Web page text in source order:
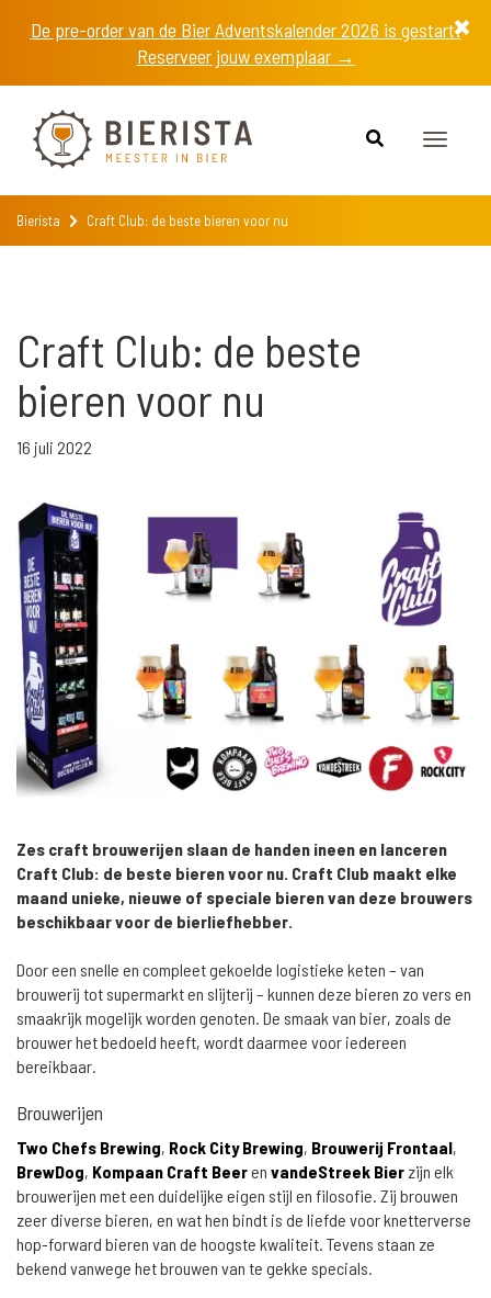
De pre-order van de Bier Adventskalender 2026 is gestart!
Reserveer jouw exemplaar →
Toggle
Bierista Craft Club: de beste bieren voor nu
Craft Club: de beste
bieren voor nu
16 juli 2022
Zes craft brouwerijen slaan de handen ineen en lanceren
Craft Club: de beste bieren voor nu. Craft Club maakt elke
maand unieke, nieuwe of speciale bieren van deze brouwers
beschikbaar voor de bierliefhebber.
Door een snelle en compleet gekoelde logistieke keten – van
brouwerij tot supermarkt en slijterij – kunnen deze bieren zo vers en
smaakrijk mogelijk worden genoten. De smaak van bier, zoals de
brouwer het bedoeld heeft, wordt daarmee voor iedereen
bereikbaar.
Brouwerijen
Two Chefs Brewing, Rock City Brewing, Brouwerij Frontaal,
BrewDog, Kompaan Craft Beeren vandeStreek Bier zijn elk
brouwerijen met een duidelijke eigen stijl en filosofie. Zij brouwen
zeer diverse bieren, en wat hen bindt is de liefde voor knetterverse
hop-forward bieren van de hoogste kwaliteit. Tevens staan ze
bekend vanwege het brouwen van te gekke specials.